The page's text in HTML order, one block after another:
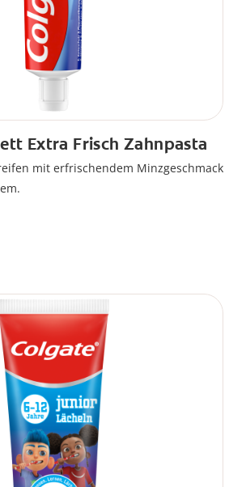
Extra Frisch Zahnpasta
mit erfrischendem Minzgeschmack